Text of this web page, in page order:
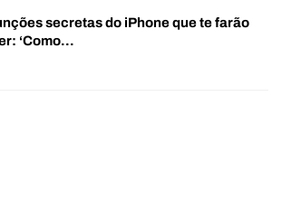
secretas do iPhone que te farão
‘Como…